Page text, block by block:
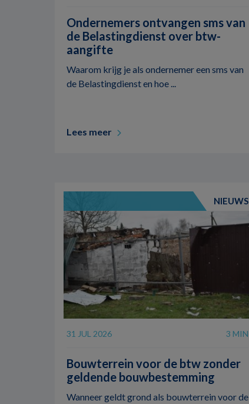
Ondernemers ontvangen sms van
de Belastingdienst over btw-
aangifte
Waarom krijg je als ondernemer een sms van
de Belastingdienst en hoe ...
Lees meer
NIEUWS
31 JUL 2026 3 MIN
Bouwterrein voor de btw zonder
geldende bouwbestemming
Wanneer geldt grond als bouwterrein voor de